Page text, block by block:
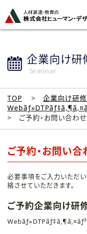
企業向け研
Seminar
TOP
企業向け研修
ご予約・お問い合わ
ご予約・お問い合
必要事項をご入力いただ
絡させていただきます。
ご予約企業向け研
ジ
ト